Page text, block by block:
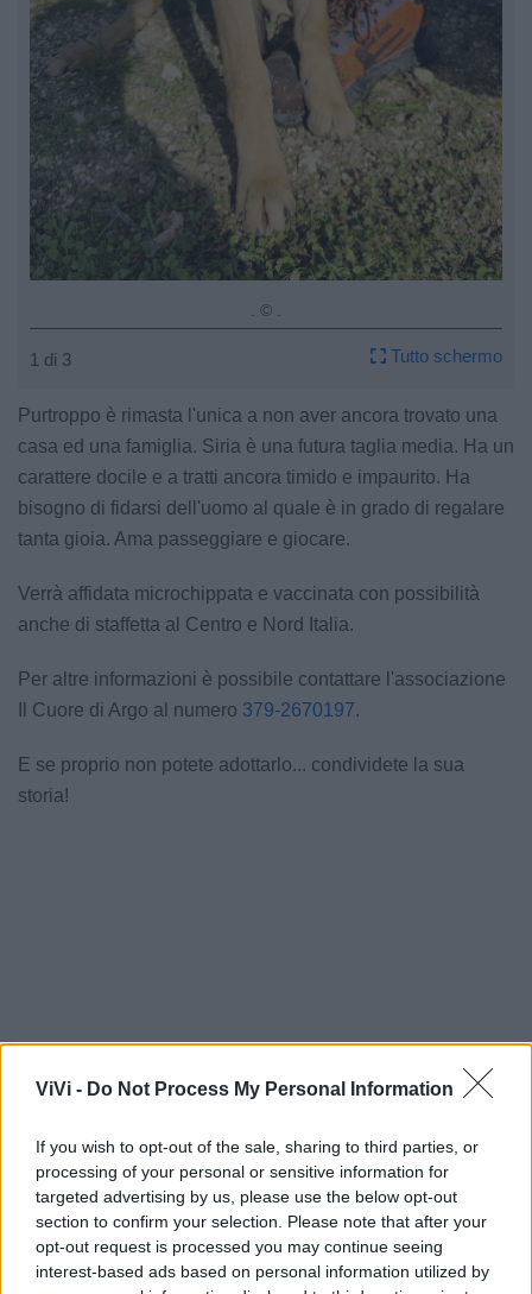
ViVi - Do Not Process My Personal Information
If you wish to opt-out of the sale, sharing to third parties, or
processing of your personal or sensitive information for
targeted advertising by us, please use the below opt-out
section to confirm your selection. Please note that after your
opt-out request is processed you may continue seeing
interest-based ads based on personal information utilized by
. © .
1 di 3 Tutto schermo
Purtroppo è rimasta l'unica a non aver ancora trovato una
casa ed una famiglia. Siria è una futura taglia media. Ha un
carattere docile e a tratti ancora timido e impaurito. Ha
bisogno di fidarsi dell'uomo al quale è in grado di regalare
tanta gioia. Ama passeggiare e giocare.
Verrà affidata microchippata e vaccinata con possibilità
anche di staffetta al Centro e Nord Italia.
Per altre informazioni è possibile contattare l'associazione
Il Cuore di Argo al numero 379-2670197.
E se proprio non potete adottarlo... condividete la sua
storia!
Siria è una cagnolina di 5 mesi molto affettuosa e docile e
a tratti ancora impaurita. Sarà una taglia medio contenuta e
Le notizie del giorno sul tuo smartphone
Ricevi gratuitamente ogni giorno le notizie della tua
città direttamente sul tuo smartphone. Scarica Telegram
eclicca qui